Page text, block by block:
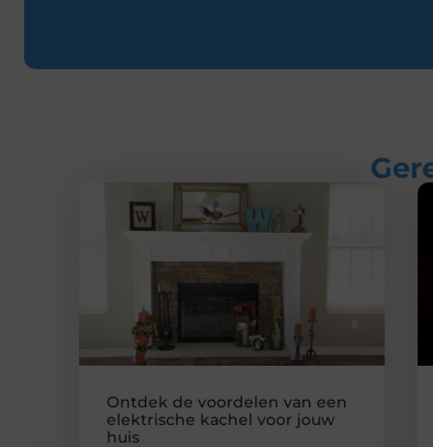
Ontdek de voordelen van een
elektrische kachel voor jouw
huis